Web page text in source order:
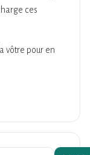
ces
vôtre pour en